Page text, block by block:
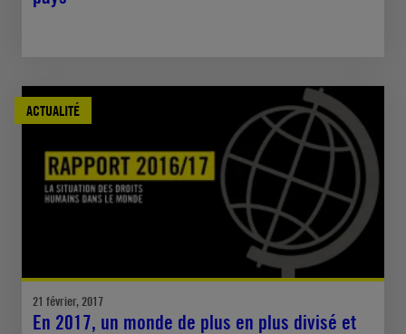
ACTUALITÉ
21 février, 2017
En 2017, un monde de plus en plus divisé et